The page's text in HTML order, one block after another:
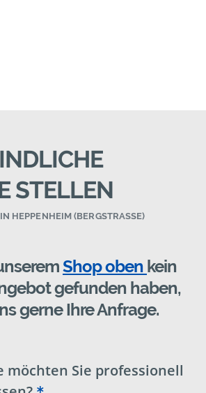
STELLEN
HEPPENHEIM (BERGSTRASSE)
Shop oben kein
gefunden haben,
gerne Ihre Anfrage.
möchten Sie professionell